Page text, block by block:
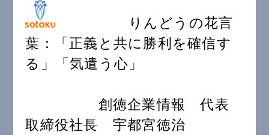
りんどうの花言
葉：「正義と共に勝利を確信す
る」「気遣う心」
創徳企業情報 代表
取締役社長 宇都宮徳治